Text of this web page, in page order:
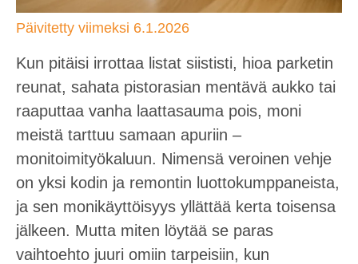
Päivitetty viimeksi 6.1.2026
Kun pitäisi irrottaa listat siististi, hioa parketin
reunat, sahata pistorasian mentävä aukko tai
raaputtaa vanha laattasauma pois, moni
meistä tarttuu samaan apuriin –
monitoimityökaluun. Nimensä veroinen vehje
on yksi kodin ja remontin luottokumppaneista,
ja sen monikäyttöisyys yllättää kerta toisensa
jälkeen. Mutta miten löytää se paras
vaihtoehto juuri omiin tarpeisiin, kun